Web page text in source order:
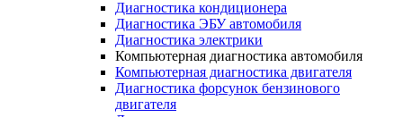
Диагностика кондиционера
Диагностика ЭБУ автомобиля
Диагностика электрики
Компьютерная диагностика автомобиля
Компьютерная диагностика двигателя
Диагностика форсунок бензинового
двигателя